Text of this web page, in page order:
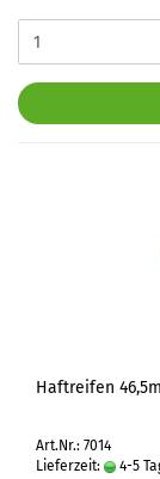
Haftreifen
Art.Nr.: 7014
Lieferzeit:
4-5